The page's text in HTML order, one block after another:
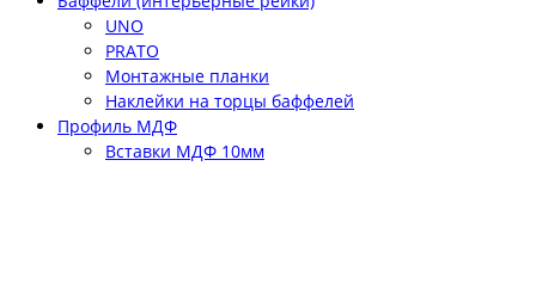
UNO
PRATO
Монтажные планки
Наклейки на торцы баффелей
Профиль МДФ
Вставки МДФ 10мм